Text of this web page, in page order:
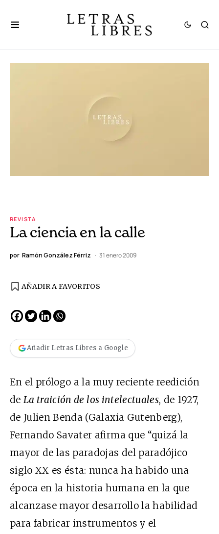
REVISTA
La ciencia en la calle
por Ramón González Férriz 31 enero 2009
AÑADIR A FAVORITOS
Añadir Letras Libres a Google
En el prólogo a la muy reciente reedición
deLa traición de los intelectuales, de 1927,
de Julien Benda (Galaxia Gutenberg),
Fernando Savater afirma que “quizá la
mayor de las paradojas del paradójico
siglo XX es ésta: nunca ha habido una
época en la historia humana en la que
alcanzase mayor desarrollo la habilidad
para fabricar instrumentos y el